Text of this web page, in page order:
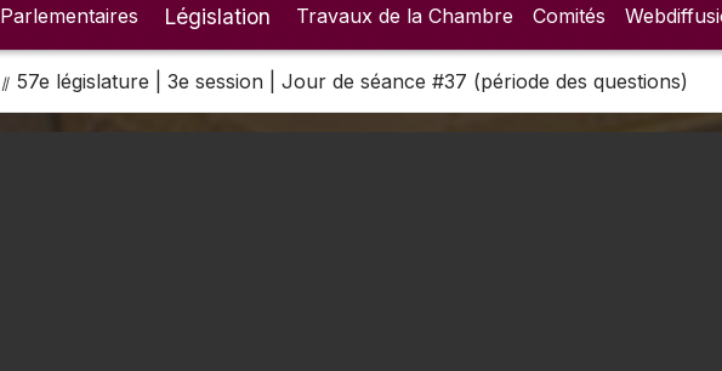
Parlementaires Législation Travaux de la Chambre Comités
57e législature | 3e session | Jour de séance #37 (période des questions)